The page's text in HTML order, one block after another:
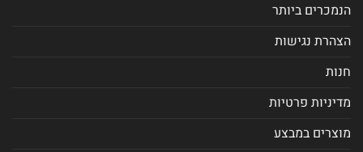
הנמכרים ביותר
הצהרת נגישות
חנות
מדיניות פרטיות
מוצרים במבצע